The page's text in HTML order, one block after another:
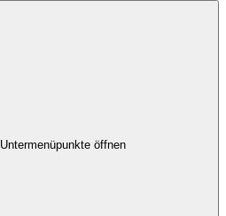
Untermenüpunkte öffnen